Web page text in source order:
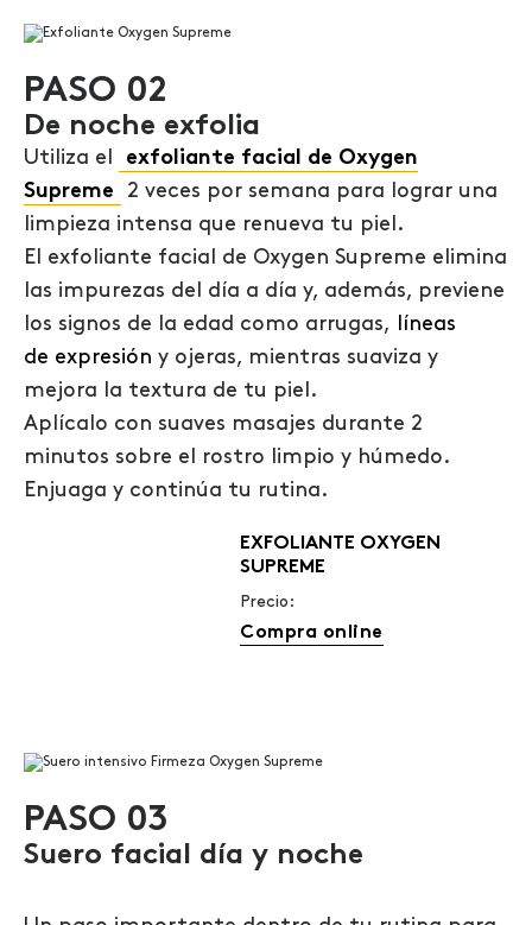
PASO 02
De noche exfolia
Utiliza el
exfoliante facial de Oxygen
Supreme
2 veces por semana para lograr una
limpieza intensa que renueva tu piel.
El exfoliante facial de Oxygen Supreme elimina
las impurezas del día a día y, además, previene
los signos de la edad como arrugas, líneas
de expresión y ojeras, mientras suaviza y
mejora la textura de tu piel.
Aplícalo con suaves masajes durante 2
minutos sobre el rostro limpio y húmedo.
Enjuaga y continúa tu rutina.
EXFOLIANTE OXYGEN
SUPREME
Precio:
Compra online
PASO 03
Suero facial día y noche